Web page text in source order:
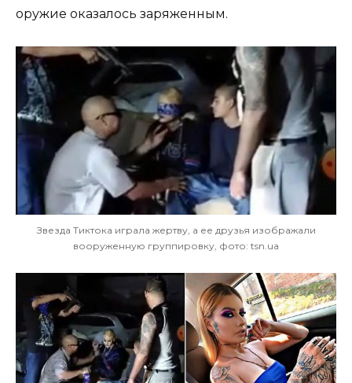
оружие оказалось заряженным.
Звезда Тиктока играла жертву, а ее друзья изображали
вооруженную группировку, фото: tsn.ua